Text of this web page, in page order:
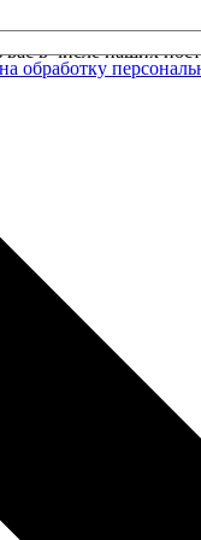
в числе наших
на обработку